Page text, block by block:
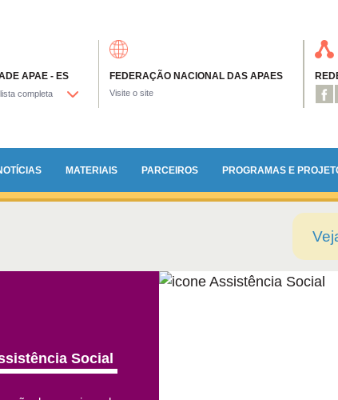
APAE - ES FEDERAÇÃO NACIONAL DAS APAES
Visite o site
MATERIAIS PARCEIROS PROGRAMAS E
Social